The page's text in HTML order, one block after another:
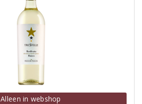
Alleen in webshop